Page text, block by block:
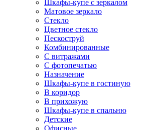
Шкафы-купе с зеркалом
Матовое зеркало
Стекло
Цветное стекло
Пескоструй
Комбинированные
С витражами
С фотопечатью
Назначение
Шкафы-купе в гостиную
В коридор
В прихожую
Шкафы-купе в спальню
Детские
Офисные